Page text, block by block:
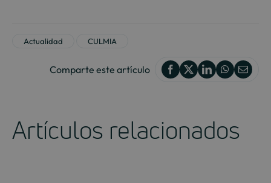
Actualidad CULMIA
Comparte este artículo
Artículos relacionados